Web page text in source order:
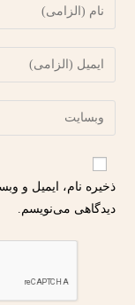
ذخیره نام، ایمیل و
دیدگاهی می‌نویسم.